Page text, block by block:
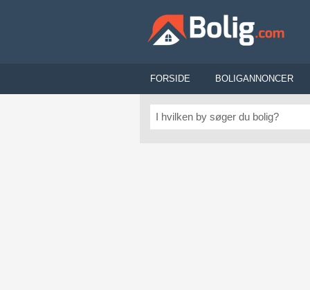
FORSIDE BOLIGANNONCER